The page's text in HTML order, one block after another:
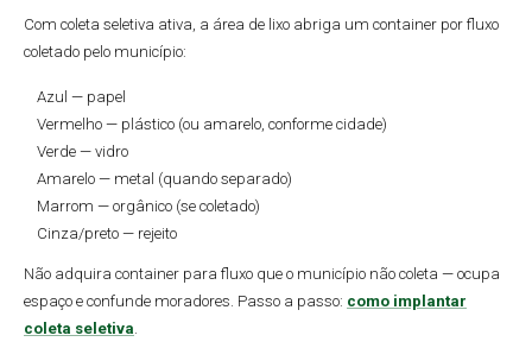
Com coleta seletiva ativa, a área de lixo abriga um container por fluxo
coletado pelo município:
Azul — papel
Vermelho — plástico (ou amarelo, conforme cidade)
Verde — vidro
Amarelo — metal (quando separado)
Marrom — orgânico (se coletado)
Cinza/preto — rejeito
Não adquira container para fluxo que o município não coleta — ocupa
espaço e confunde moradores. Passo a passo: como implantar
coleta seletiva.